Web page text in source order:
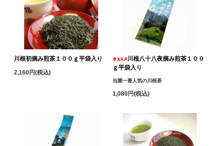
川根初摘み煎茶１００ｇ平袋入り
2,160円(税込)
川根八十八夜摘み煎茶１００
ｇ平袋入り
当園一番人気の川根茶
1,080円(税込)